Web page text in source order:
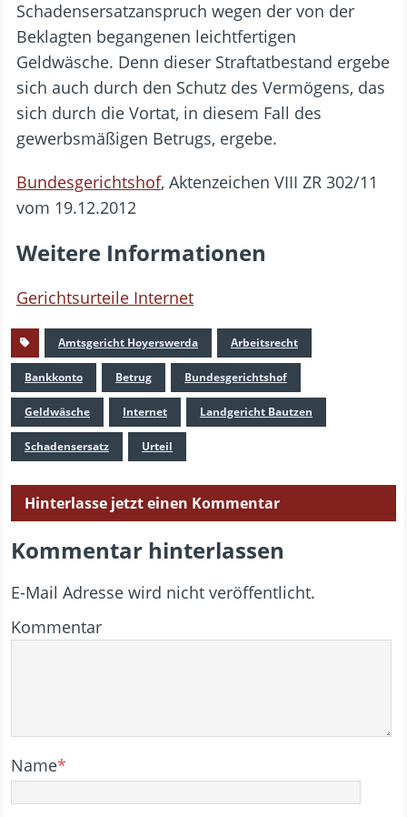
Schadensersatzanspruch wegen der von der
Beklagten begangenen leichtfertigen
Geldwäsche. Denn dieser Straftatbestand ergebe
sich auch durch den Schutz des Vermögens, das
sich durch die Vortat, in diesem Fall des
gewerbsmäßigen Betrugs, ergebe.
Bundesgerichtshof, Aktenzeichen VIII ZR 302/11
vom 19.12.2012
Weitere Informationen
Gerichtsurteile Internet
Amtsgericht Hoyerswerda Arbeitsrecht
Bankkonto Betrug Bundesgerichtshof
Geldwäsche Internet Landgericht Bautzen
Schadensersatz Urteil
Hinterlasse jetzt einen Kommentar
Kommentar hinterlassen
E-Mail Adresse wird nicht veröffentlicht.
Kommentar
Name*